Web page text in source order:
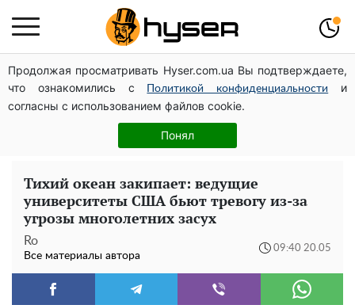
Продолжая просматривать Hyser.com.ua Вы подтверждаете,
что ознакомились с
Политикой конфиденциальности
и
согласны с использованием файлов cookie.
Понял
Полностью голая Анна Тринчер блеснула
"прелестями": таких размеров вы еще не видели
Поэтому и выглядит так молодо: 5 простых и
любимых блюд Аллы Пугачевой, о которых вы точно
Тихий океан закипает: ведущие
университеты США бьют тревогу из-за
угрозы многолетних засух
Ro
Все материалы автора
09:40 20.05